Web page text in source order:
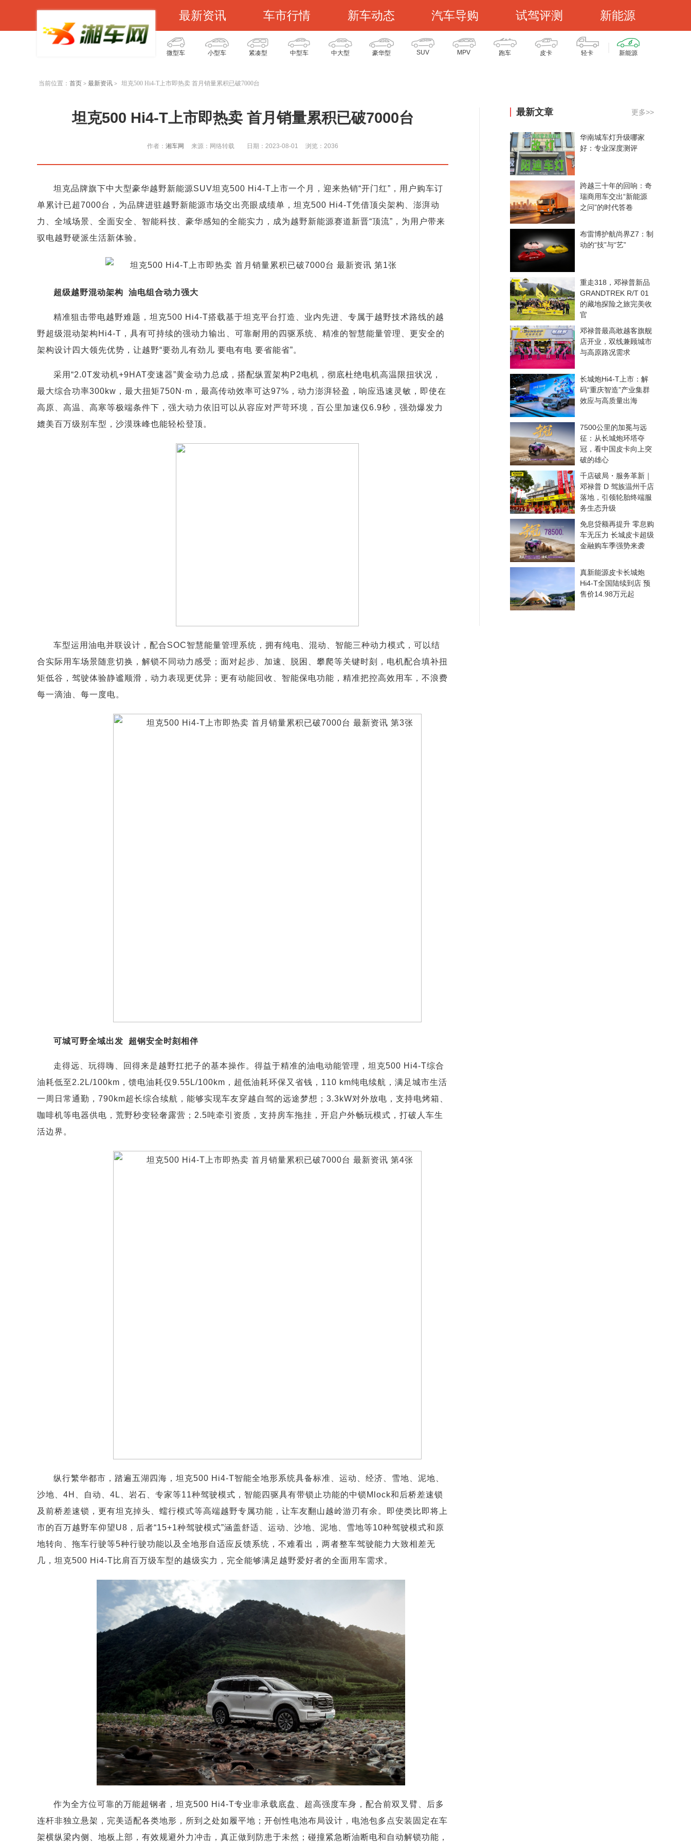
最新资讯 车市行情 新车动态 汽车导购 试驾评测 新能源
微型车 小型车 紧凑型 中型车 中大型 豪华型 SUV MPV 跑车 皮卡 轻卡 新能源
当前位置： 首页 > 最新资讯 > 坦克500 Hi4-T上市即热卖 首月销量累积已破7000台
坦克500 Hi4-T上市即热卖 首月销量累积已破7000台
作者： 湘车网 来源：网络转载 日期：2023-08-01 浏览：2036
坦克品牌旗下中大型豪华越野新能源SUV坦克500 Hi4-T上市一个月，迎来热销“开门红”，用户购车订
单累计已超7000台，为品牌进驻越野新能源市场交出亮眼成绩单，坦克500 Hi4-T凭借顶尖架构、澎湃动
力、全域场景、全面安全、智能科技、豪华感知的全能实力，成为越野新能源赛道新晋“顶流”，为用户带来
驭电越野硬派生活新体验。
超级越野混动架构 油电组合动力强大
精准狙击带电越野难题，坦克500 Hi4-T搭载基于坦克平台打造、业内先进、专属于越野技术路线的越
野超级混动架构Hi4-T，具有可持续的强动力输出、可靠耐用的四驱系统、精准的智慧能量管理、更安全的
架构设计四大领先优势，让越野“要劲儿有劲儿 要电有电 要省能省”。
采用“2.0T发动机+9HAT变速器”黄金动力总成，搭配纵置架构P2电机，彻底杜绝电机高温限扭状况，
最大综合功率300kw，最大扭矩750N·m，最高传动效率可达97%，动力澎湃轻盈，响应迅速灵敏，即使在
高原、高温、高寒等极端条件下，强大动力依旧可以从容应对严苛环境，百公里加速仅6.9秒，强劲爆发力
媲美百万级别车型，沙漠珠峰也能轻松登顶。
车型运用油电并联设计，配合SOC智慧能量管理系统，拥有纯电、混动、智能三种动力模式，可以结
合实际用车场景随意切换，解锁不同动力感受；面对起步、加速、脱困、攀爬等关键时刻，电机配合填补扭
矩低谷，驾驶体验静谧顺滑，动力表现更优异；更有动能回收、智能保电功能，精准把控高效用车，不浪费
每一滴油、每一度电。
可城可野全域出发 超钢安全时刻相伴
走得远、玩得嗨、回得来是越野扛把子的基本操作。得益于精准的油电动能管理，坦克500 Hi4-T综合
油耗低至2.2L/100km，馈电油耗仅9.55L/100km，超低油耗环保又省钱，110 km纯电续航，满足城市生活
一周日常通勤，790km超长综合续航，能够实现车友穿越自驾的远途梦想；3.3kW对外放电，支持电烤箱、
咖啡机等电器供电，荒野秒变轻奢露营；2.5吨牵引资质，支持房车拖挂，开启户外畅玩模式，打破人车生
活边界。
纵行繁华都市，踏遍五湖四海，坦克500 Hi4-T智能全地形系统具备标准、运动、经济、雪地、泥地、
沙地、4H、自动、4L、岩石、专家等11种驾驶模式，智能四驱具有带锁止功能的中锁Mlock和后桥差速锁
及前桥差速锁，更有坦克掉头、蠕行模式等高端越野专属功能，让车友翻山越岭游刃有余。即使类比即将上
市的百万越野车仰望U8，后者“15+1种驾驶模式”涵盖舒适、运动、沙地、泥地、雪地等10种驾驶模式和原
地转向、拖车行驶等5种行驶功能以及全地形自适应反馈系统，不难看出，两者整车驾驶能力大致相差无
几，坦克500 Hi4-T比肩百万级车型的越级实力，完全能够满足越野爱好者的全面用车需求。
作为全方位可靠的万能超钢者，坦克500 Hi4-T专业非承载底盘、超高强度车身，配合前双叉臂、后多
连杆非独立悬架，完美适配各类地形，所到之处如履平地；开创性电池布局设计，电池包多点安装固定在车
架横纵梁内侧、地板上部，有效规避外力冲击，真正做到防患于未然；碰撞紧急断油断电和自动解锁功能，
最新文章 更多>>
华南城车灯升级哪家
好：专业深度测评
跨越三十年的回响：奇
瑞商用车交出“新能源
之问”的时代答卷
布雷博护航尚界Z7：制
动的“技”与“艺”
重走318，邓禄普新品
GRANDTREK R/T 01
的藏地探险之旅完美收
官
邓禄普最高敢越客旗舰
店开业，双线兼顾城市
与高原路况需求
长城炮Hi4-T上市：解
码“重庆智造”产业集群
效应与高质量出海
7500公里的加冕与远
征：从长城炮环塔夺
冠，看中国皮卡向上突
破的雄心
千店破局・服务革新｜
邓禄普 D 驾族温州千店
落地，引领轮胎终端服
务生态升级
免息贷额再提升 零息购
车无压力 长城皮卡超级
金融购车季强势来袭
真新能源皮卡长城炮
Hi4-T全国陆续到店 预
售价14.98万元起